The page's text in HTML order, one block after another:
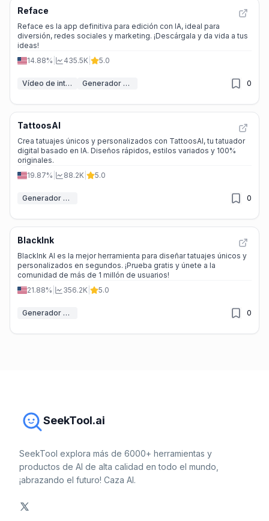
Reface
Reface es la app definitiva para edición con IA, ideal para
diversión, redes sociales y marketing. ¡Descárgala y da vida a tus
ideas!
14.88%
435.5K 5.0
Vídeo de intercambio de caras IA Generador de sincronización labial IA 0
TattoosAI
Crea tatuajes únicos y personalizados con TattoosAI, tu tatuador
digital basado en IA. Diseños rápidos, estilos variados y 100%
originales.
19.87%
88.2K 5.0
Generador de tatuajes IA 0
BlackInk
BlackInk AI es la mejor herramienta para diseñar tatuajes únicos y
personalizados en segundos. ¡Prueba gratis y únete a la
comunidad de más de 1 millón de usuarios!
21.88%
356.2K 5.0
Generador de tatuajes IA 0
SeekTool.ai
SeekTool explora más de 6000+ herramientas y
productos de AI de alta calidad en todo el mundo,
¡abrazando el futuro! Caza AI.